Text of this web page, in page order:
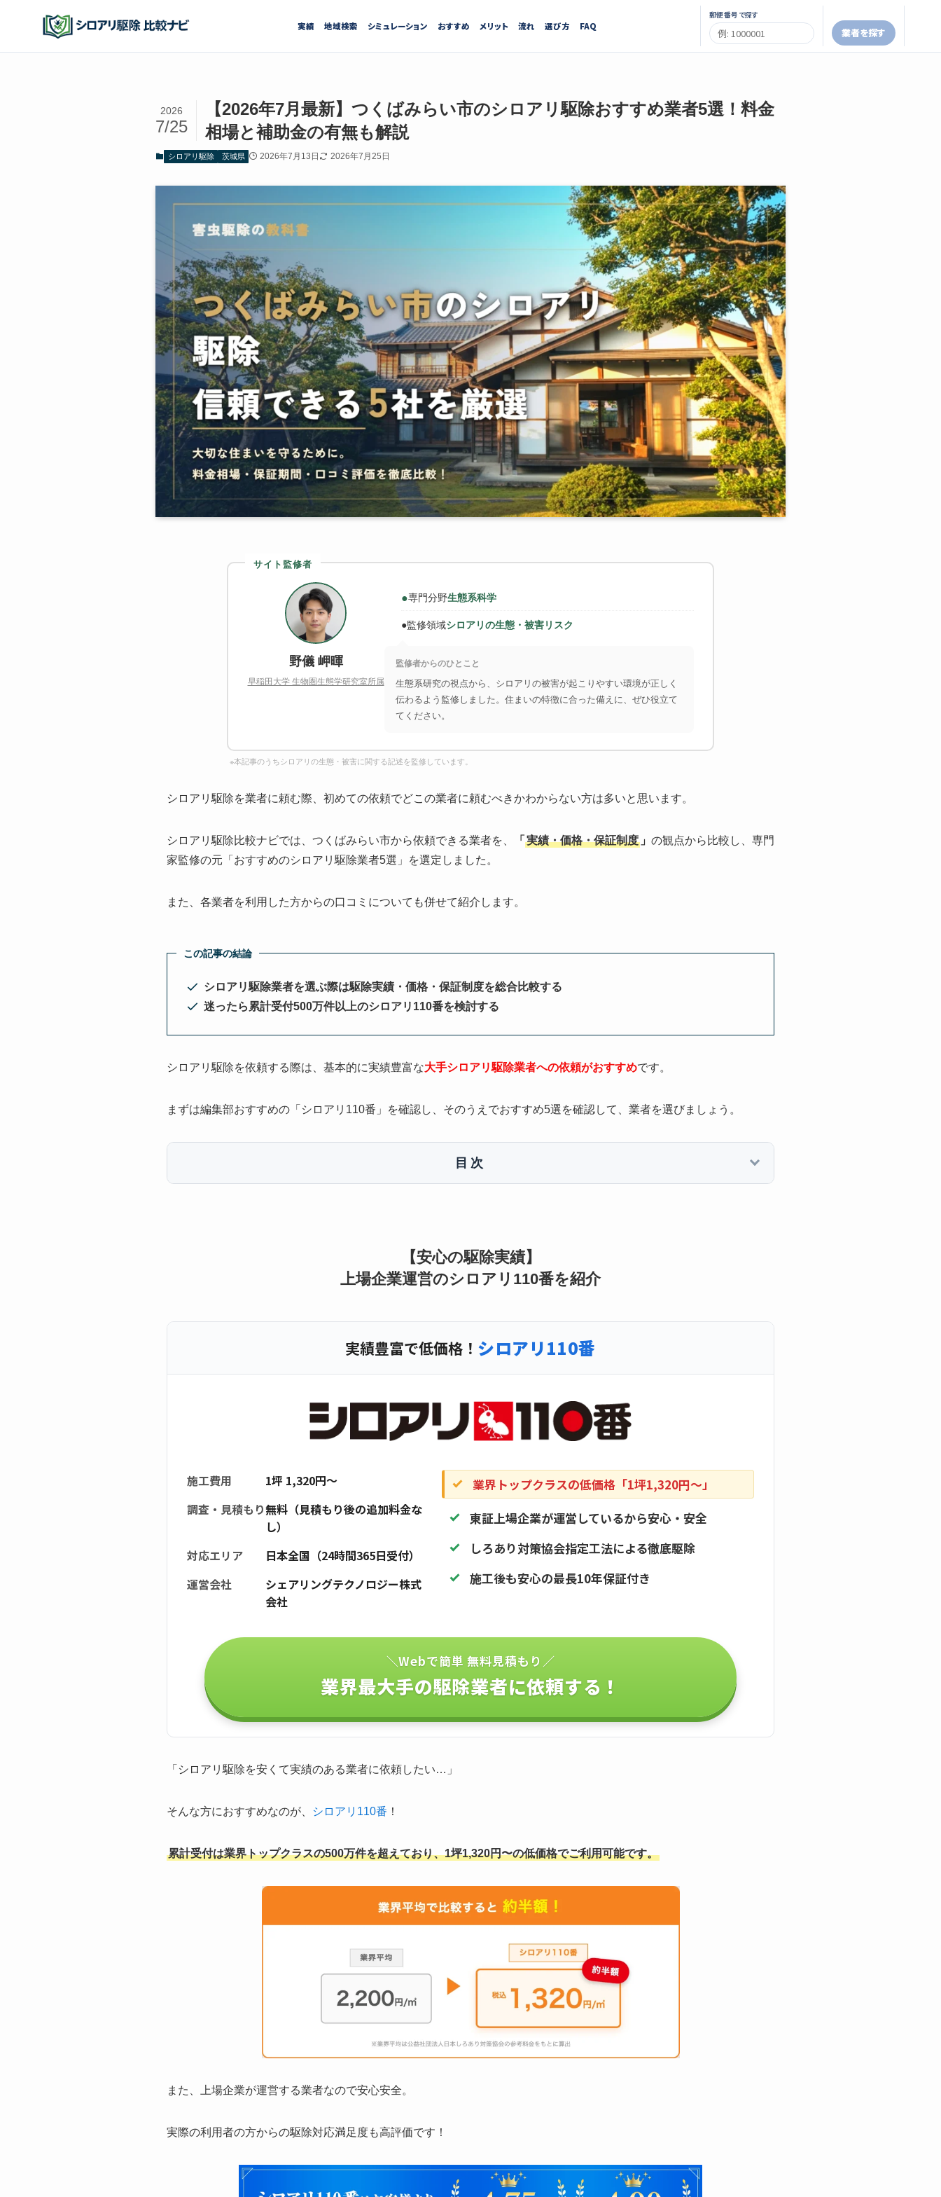
実績 地域検索 シミュレーション おすすめ メリット 流れ 選び方 FAQ
郵便番号で探す
業者を探す
【2026年7月最新】つくばみらい市のシロアリ駆除おすすめ業者5選！料金
相場と補助金の有無も解説
2026
7/25
シロアリ駆除 茨城県 2026年7月13日 2026年7月25日
サイト監修者
野儀 岬暉
早稲田大学 生物圏生態学研究室所属
●専門分野生態系科学
●監修領域シロアリの生態・被害リスク
監修者からのひとこと
生態系研究の視点から、シロアリの被害が起こりやすい環境が正しく
伝わるよう監修しました。住まいの特徴に合った備えに、ぜひ役立て
てください。
※本記事のうちシロアリの生態・被害に関する記述を監修しています。
シロアリ駆除を業者に頼む際、初めての依頼でどこの業者に頼むべきかわからない方は多いと思います。
シロアリ駆除比較ナビでは、つくばみらい市から依頼できる業者を、 「 実績・価格・保証制度 」 の観点から比較し、専門
家監修の元「おすすめのシロアリ駆除業者5選」を選定しました。
また、各業者を利用した方からの口コミについても併せて紹介します。
この記事の結論
シロアリ駆除業者を選ぶ際は駆除実績・価格・保証制度を総合比較する
迷ったら累計受付500万件以上のシロアリ110番を検討する
シロアリ駆除を依頼する際は、基本的に実績豊富な大手シロアリ駆除業者への依頼がおすすめです。
まずは編集部おすすめの「シロアリ110番」を確認し、そのうえでおすすめ5選を確認して、業者を選びましょう。
目次
【安心の駆除実績】
上場企業運営のシロアリ110番を紹介
実績豊富で低価格！ シロアリ110番
施工費用
1坪 1,320円〜
調査・見積もり無料（見積もり後の追加料金な
し）
対応エリア
日本全国（24時間365日受付）
運営会社
シェアリングテクノロジー株式
会社
業界トップクラスの低価格「1坪1,320円〜」
東証上場企業が運営しているから安心・安全
しろあり対策協会指定工法による徹底駆除
施工後も安心の最長10年保証付き
＼Webで簡単 無料見積もり／
業界最大手の駆除業者に依頼する！
「シロアリ駆除を安くて実績のある業者に依頼したい…」
そんな方におすすめなのが、 シロアリ110番 ！
累計受付は業界トップクラスの500万件を超えており、1坪1,320円〜の低価格でご利用可能です。
また、上場企業が運営する業者なので安心安全。
実際の利用者の方からの駆除対応満足度も高評価です！